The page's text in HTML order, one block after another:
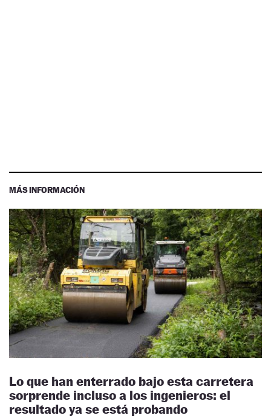
MÁS INFORMACIÓN
Lo que han enterrado bajo esta carretera
sorprende incluso a los ingenieros: el
resultado ya se está probando